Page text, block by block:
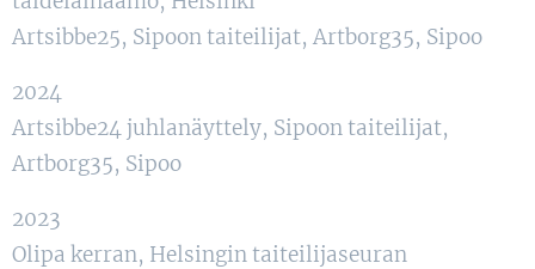
Artsibbe25, Sipoon taiteilijat, Artborg35, Sipoo
2024
Artsibbe24 juhlanäyttely, Sipoon taiteilijat,
Artborg35, Sipoo
2023
Olipa kerran, Helsingin taiteilijaseuran